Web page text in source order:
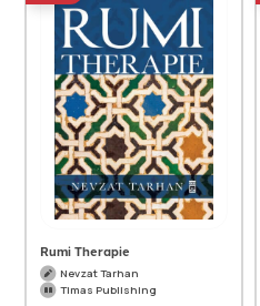
Rumi Therapie
Nevzat Tarhan
Timas Publishing